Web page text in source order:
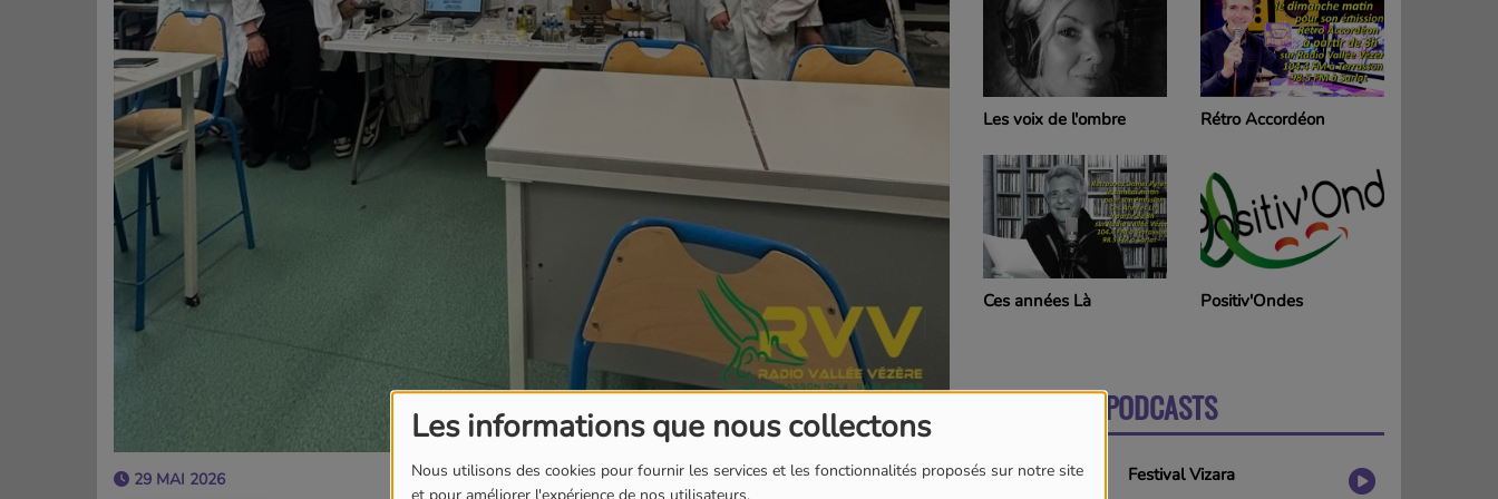
Les informations que nous collectons
Nous utilisons des cookies pour fournir les services et les fonctionnalités proposés sur notre site
29 MAI 2026
Ces années Là
Rétro Accordéon
Positiv'Ondes
Chansomania
HIP HOP Vallée Vézère
DERNIERS PODCASTS
Festival Vizara